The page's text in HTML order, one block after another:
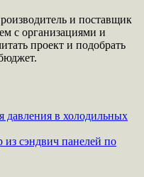
и поставщик
с организациями и
проект и подобрать
давления в холодильных
из сэндвич панелей по